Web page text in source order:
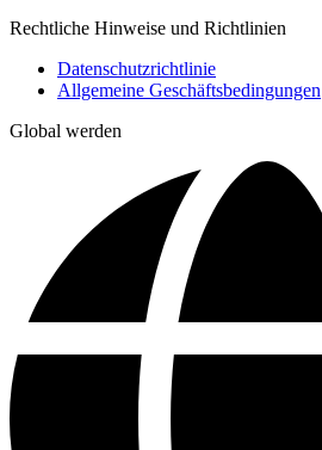
Rechtliche Hinweise und Richtlinien
Datenschutzrichtlinie
Allgemeine Geschäftsbedingungen
Global werden